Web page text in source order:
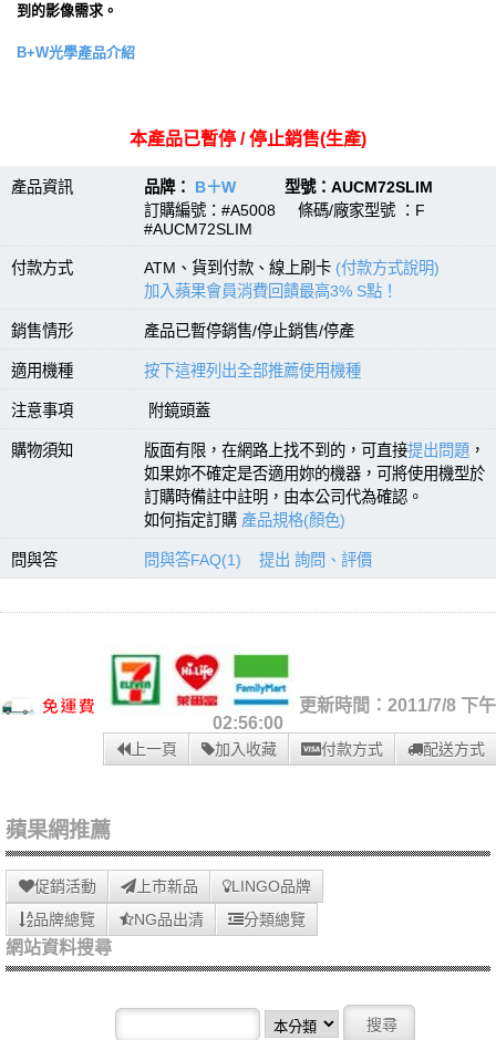
到的影像需求。
B+W光學產品介紹
本產品已暫停 / 停止銷售(生產)
產品資訊 品牌： B＋W 型號：AUCM72SLIM
訂購編號：#A5008 條碼/廠家型號 ：F
#AUCM72SLIM
付款方式 ATM、貨到付款、線上刷卡 (付款方式說明)
加入蘋果會員消費回饋最高3% S點！
銷售情形 產品已暫停銷售/停止銷售/停產
適用機種 按下這裡列出全部推薦使用機種
注意事項 附鏡頭蓋
購物須知 版面有限，在網路上找不到的，可直接提出問題 ，
如果妳不確定是否適用妳的機器，可將使用機型於
訂購時備註中註明，由本公司代為確認。
如何指定訂購 產品規格(顏色)
問與答 問與答FAQ(1) 提出 詢問、評價
更新時間：2011/7/8 下午
02:56:00
上一頁 加入收藏 付款方式 配送方式
蘋果網推薦
促銷活動 上市新品
LINGO品牌
品牌總覽
NG品出清 分類總覽
網站資料搜尋